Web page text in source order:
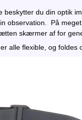
beskytter du din optik
observation. På
skærmer af for
alle flexible, og foldes